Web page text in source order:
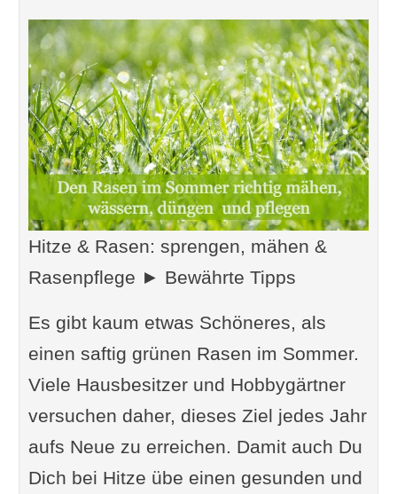
Hitze & Rasen: sprengen, mähen &
Rasenpflege ► Bewährte Tipps
Es gibt kaum etwas Schöneres, als
einen saftig grünen Rasen im Sommer.
Viele Hausbesitzer und Hobbygärtner
versuchen daher, dieses Ziel jedes Jahr
aufs Neue zu erreichen. Damit auch Du
Dich bei Hitze übe einen gesunden und